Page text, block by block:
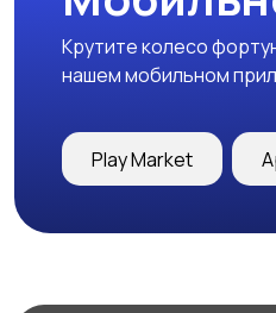
Крутите колесо
нашем мобильном
Play Market